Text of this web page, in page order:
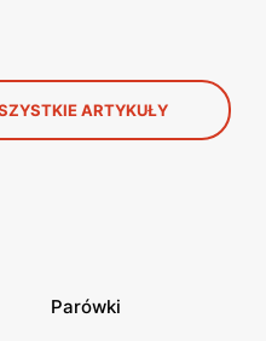
ARTYKUŁY
Parówki